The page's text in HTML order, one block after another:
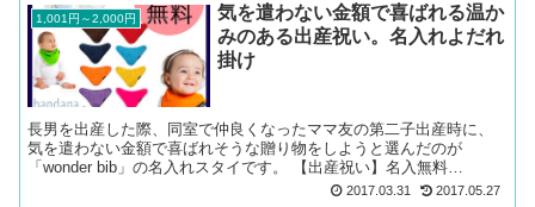
1,001円～2,000円
気を遣わない金額で喜ばれる温か
みのある出産祝い。名入れよだれ
掛け
長男を出産した際、同室で仲良くなったママ友の第二子出産時に、
気を遣わない金額で喜ばれそうな贈り物をしようと選んだのが
「wonder bib」の名入れスタイです。 【出産祝い】名入無料
mum2mumワンダービブ（よだれかけ スタイ ビブ）...
2017.03.31 2017.05.27